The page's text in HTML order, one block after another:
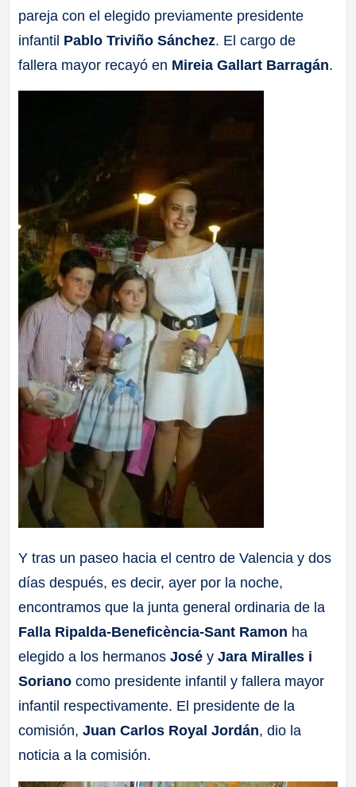
pareja con el elegido previamente presidente
infantil Pablo Triviño Sánchez. El cargo de
fallera mayor recayó en Mireia Gallart Barragán.
Y tras un paseo hacia el centro de Valencia y dos
días después, es decir, ayer por la noche,
encontramos que la junta general ordinaria de la
Falla Ripalda-Beneficència-Sant Ramon ha
elegido a los hermanosJosé yJara Miralles i
Soriano como presidente infantil y fallera mayor
infantil respectivamente. El presidente de la
comisión,Juan Carlos Royal Jordán, dio la
noticia a la comisión.